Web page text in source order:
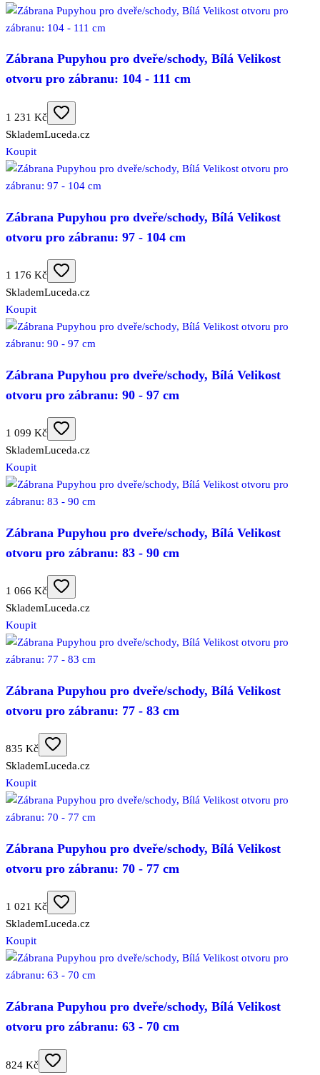
Zábrana Pupyhou pro dveře/schody, Bílá Velikost
otvoru pro zábranu: 104 - 111 cm
1 231 Kč
SklademLuceda.cz
Koupit
Zábrana Pupyhou pro dveře/schody, Bílá Velikost
otvoru pro zábranu: 97 - 104 cm
1 176 Kč
SklademLuceda.cz
Koupit
Zábrana Pupyhou pro dveře/schody, Bílá Velikost
otvoru pro zábranu: 90 - 97 cm
1 099 Kč
SklademLuceda.cz
Koupit
Zábrana Pupyhou pro dveře/schody, Bílá Velikost
otvoru pro zábranu: 83 - 90 cm
1 066 Kč
SklademLuceda.cz
Koupit
Zábrana Pupyhou pro dveře/schody, Bílá Velikost
otvoru pro zábranu: 77 - 83 cm
835 Kč
SklademLuceda.cz
Koupit
Zábrana Pupyhou pro dveře/schody, Bílá Velikost
otvoru pro zábranu: 70 - 77 cm
1 021 Kč
SklademLuceda.cz
Koupit
Zábrana Pupyhou pro dveře/schody, Bílá Velikost
otvoru pro zábranu: 63 - 70 cm
824 Kč